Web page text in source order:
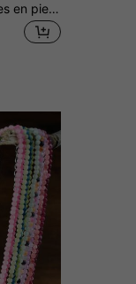
1 pièce Collier de perles en pierre naturelle de 2 mm, sodalite, grenat, améthyste. Style élégant et décontracté, convient pour le port quotidien des femmes